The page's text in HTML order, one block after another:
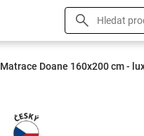
Matrace Doane 160x200 cm -